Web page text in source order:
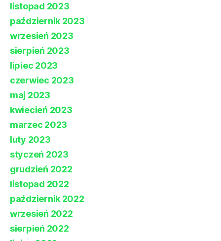
listopad 2023
październik 2023
wrzesień 2023
sierpień 2023
lipiec 2023
czerwiec 2023
maj 2023
kwiecień 2023
marzec 2023
luty 2023
styczeń 2023
grudzień 2022
listopad 2022
październik 2022
wrzesień 2022
sierpień 2022